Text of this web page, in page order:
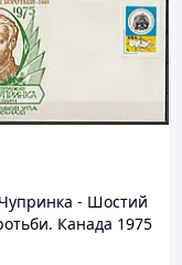
- Шостий
Канада 1975